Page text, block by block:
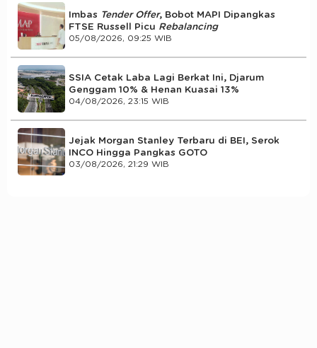
Imbas Tender Offer, Bobot MAPI Dipangkas
FTSE Russell Picu Rebalancing
05/08/2026, 09:25 WIB
SSIA Cetak Laba Lagi Berkat Ini, Djarum
Genggam 10% & Henan Kuasai 13%
04/08/2026, 23:15 WIB
Jejak Morgan Stanley Terbaru di BEI, Serok
INCO Hingga Pangkas GOTO
03/08/2026, 21:29 WIB